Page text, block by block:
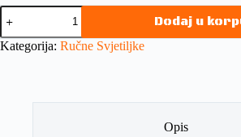
Dodaj u
Kategorija: Ručne Svjetiljke
Opis